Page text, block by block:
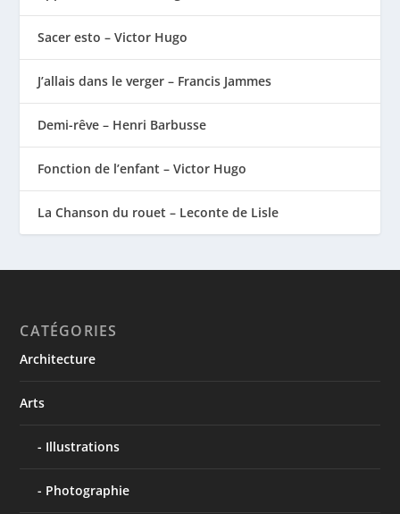
Sacer esto – Victor Hugo
J’allais dans le verger – Francis Jammes
Demi-rêve – Henri Barbusse
Fonction de l’enfant – Victor Hugo
La Chanson du rouet – Leconte de Lisle
CATÉGORIES
Architecture
Arts
Illustrations
Photographie